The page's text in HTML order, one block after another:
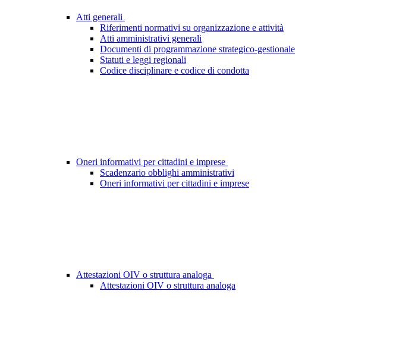
Atti generali
Riferimenti normativi su organizzazione e attività
Atti amministrativi generali
Documenti di programmazione strategico-gestionale
Statuti e leggi regionali
Codice disciplinare e codice di condotta
Oneri informativi per cittadini e imprese
Scadenzario obblighi amministrativi
Oneri informativi per cittadini e imprese
Attestazioni OIV o struttura analoga
Attestazioni OIV o struttura analoga